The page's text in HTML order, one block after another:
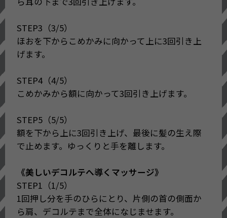
〇肌に瞬時にうるおいを与えるととも
す。
-アルガンオイル、ワサビノキ種子油（エ
モリエント）
い肌状態に整えます。
〇毎日のお手入れを心が満たされる安ら
提樹（リンデン）の香りです。
-THE GINZA リンデンアロマ採用
〇アレルギーテスト済み
わけではありません。)
STEP3（3/5）
ほおを下からこめかみに向かって上に3回引き上
げます。
STEP4（4/5）
こめかみから額に向かって3回引き上げます。
STEP5（5/5）
額を下から上に3回引き上げ、最後に髪の生え際
で止めます。ゆっくりと手を離します。
《美しいデコルテへ導くマッサージ》
STEP1（1/5）
1回押し分を手のひらにとり、片側の首の側面か
ら肩、デコルテまで全体になじませます。